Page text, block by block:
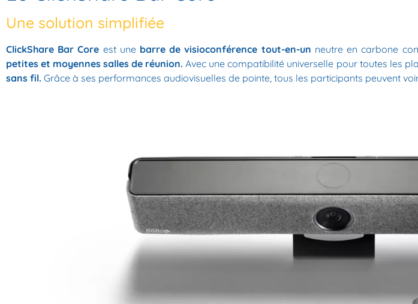
Une solution simplifiée
ClickShare Bar Core est unebarre de visioconférence tout-en-un neutre en carbone
petites et moyennes salles de réunion. Avec une compatibilité universelle pour toutes les
sans fil. Grâce à ses performances audiovisuelles de pointe, tous les participants peuvent